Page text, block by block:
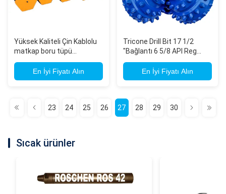
Yüksek Kaliteli Çin Kablolu
matkap boru tüpü
tedarikçisi, BQ, NQ, HQ, PQ
matkap boru çubuğu 1.5M
3M
En İyi Fiyatı Alın
Tricone Drill Bit 17 1/2
"Bağlantı 6 5/8 API Reg
IADC 547 su kuyusu delme
En İyi Fiyatı Alın
23 24 25 26 27 28 29 30
Sıcak ürünler